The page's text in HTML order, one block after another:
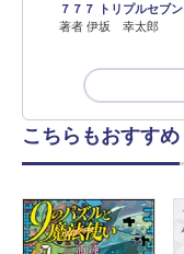
７７７ トリプルセブン
著者 伊坂 幸太郎
こちらもおすすめ